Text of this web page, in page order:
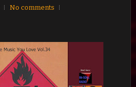
No comments